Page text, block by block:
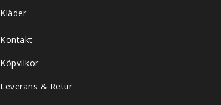
Kläder
Kontakt
Köpvilkor
Leverans & Retur